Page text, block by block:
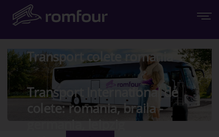
Transport colete romania
Transport International de
colete: romania, braila -
germania, leipzig